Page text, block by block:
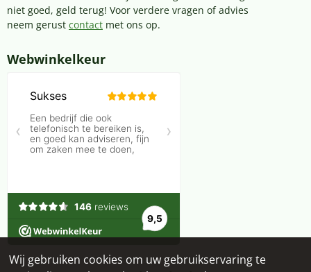
niet goed, geld terug! Voor verdere vragen of advies
neem gerust contact met ons op.
Webwinkelkeur
Wij gebruiken cookies om uw gebruikservaring te